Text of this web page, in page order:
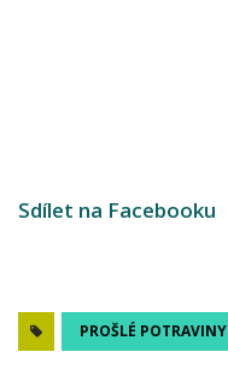
Sdílet na Facebooku
PROŠLÉ POTRAVINY